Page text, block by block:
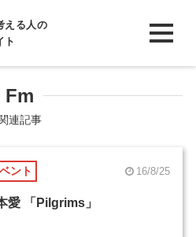
える人の
ト
Fm
連記事
ント 16/8/25
愛 「Pilgrims」